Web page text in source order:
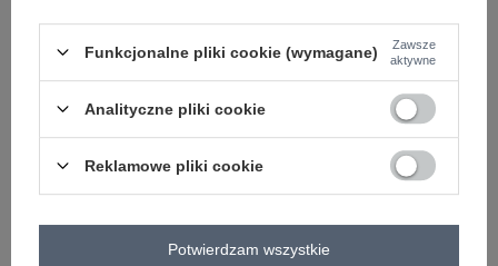
Zadzwoń+48 601 547 740 Zadaj pytanie
Hurt Beżowy pluszowy maxi płaszcz z paskiem
Merve OCH BELLA .
skład materiału : 100% poliester
sposób prania : pranie w pralce w 30°C
płaszcz zimowy
Funkcjonalne pliki cookie (wymagane)
Zawsze
aktywne
Analityczne pliki cookie
Reklamowe pliki cookie
Potwierdzam wszystkie